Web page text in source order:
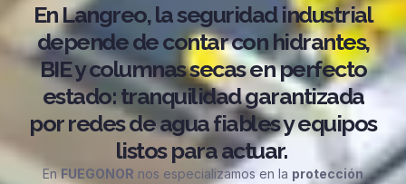
En Langreo, la seguridad industrial
depende de contar con hidrantes,
BIE y columnas secas en perfecto
estado: tranquilidad garantizada
por redes de agua fiables y equipos
listos para actuar.
EnFUEGONOR nos especializamos en la protección